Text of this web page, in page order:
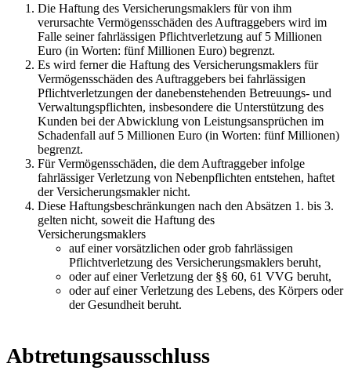
Die Haftung des Versicherungsmaklers für von ihm
verursachte Vermögensschäden des Auftraggebers wird im
Falle seiner fahrlässigen Pflichtverletzung auf 5 Millionen
Euro (in Worten: fünf Millionen Euro) begrenzt.
Es wird ferner die Haftung des Versicherungsmaklers für
Vermögensschäden des Auftraggebers bei fahrlässigen
Pflichtverletzungen der danebenstehenden Betreuungs- und
Verwaltungspflichten, insbesondere die Unterstützung des
Kunden bei der Abwicklung von Leistungsansprüchen im
Schadenfall auf 5 Millionen Euro (in Worten: fünf Millionen)
begrenzt.
Für Vermögensschäden, die dem Auftraggeber infolge
fahrlässiger Verletzung von Nebenpflichten entstehen, haftet
der Versicherungsmakler nicht.
Diese Haftungsbeschränkungen nach den Absätzen 1. bis 3.
gelten nicht, soweit die Haftung des
Versicherungsmaklers
auf einer vorsätzlichen oder grob fahrlässigen
Pflichtverletzung des Versicherungsmaklers beruht,
oder auf einer Verletzung der §§ 60, 61 VVG beruht,
oder auf einer Verletzung des Lebens, des Körpers oder
der Gesundheit beruht.
Abtretungsausschluss